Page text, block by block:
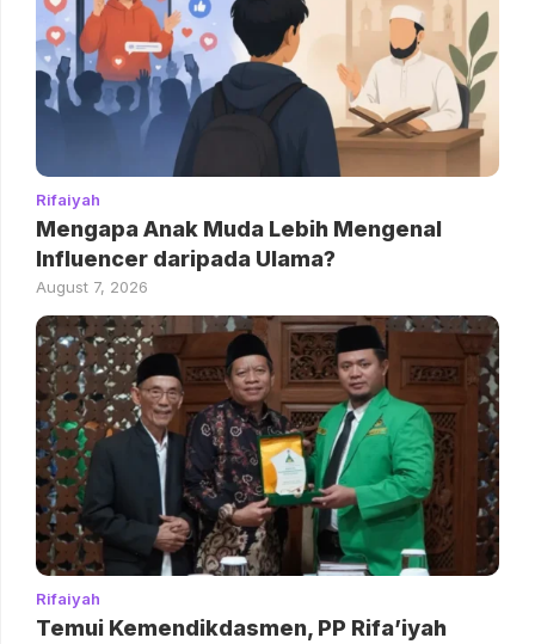
Rifaiyah
Mengapa Anak Muda Lebih Mengenal
Influencer daripada Ulama?
August 7, 2026
Rifaiyah
Temui Kemendikdasmen, PP Rifa’iyah